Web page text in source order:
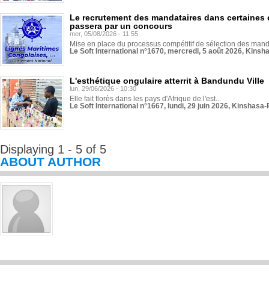
Le recrutement des mandataires dans
passera par un concours
mer, 05/08/2026 - 11:55
Mise en place du processus compétitif de sélection des
Le Soft International n°1670, mercredi, 5 août 2026,
L'esthétique ongulaire atterrit à Bandundu Ville
lun, 29/06/2026 - 10:30
Elle fait florès dans les pays d'Afrique de l'est...
Le Soft International n°1667, lundi, 29 juin 2026,
Displaying 1 - 5 of 5
ABOUT AUTHOR